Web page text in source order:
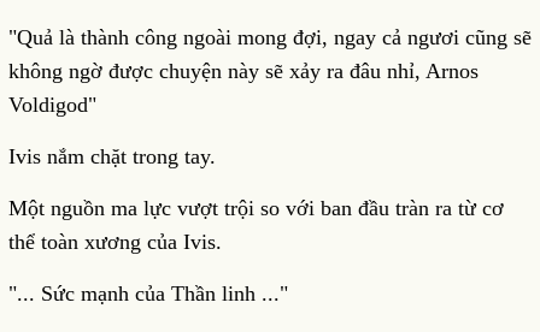
"Quả là thành công ngoài mong đợi, ngay cả ngươi cũng sẽ
không ngờ được chuyện này sẽ xảy ra đâu nhỉ, Arnos
Voldigod"
Ivis nắm chặt trong tay.
Một nguồn ma lực vượt trội so với ban đầu tràn ra từ cơ
thể toàn xương của Ivis.
"... Sức mạnh của Thần linh ..."